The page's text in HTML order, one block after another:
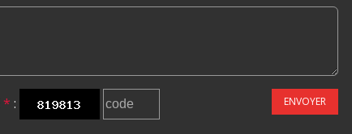
* : ENVOYER